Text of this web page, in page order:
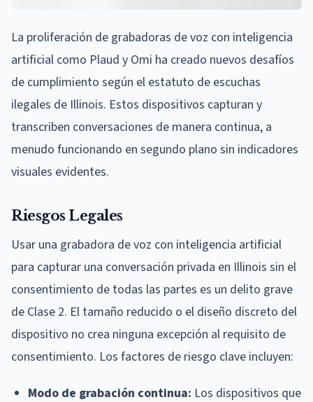
La proliferación de grabadoras de voz con inteligencia
artificial como Plaud y Omi ha creado nuevos desafíos
de cumplimiento según el estatuto de escuchas
ilegales de Illinois. Estos dispositivos capturan y
transcriben conversaciones de manera continua, a
menudo funcionando en segundo plano sin indicadores
visuales evidentes.
Riesgos Legales
Usar una grabadora de voz con inteligencia artificial
para capturar una conversación privada en Illinois sin el
consentimiento de todas las partes es un delito grave
de Clase 2. El tamaño reducido o el diseño discreto del
dispositivo no crea ninguna excepción al requisito de
consentimiento. Los factores de riesgo clave incluyen:
Modo de grabación continua: Los dispositivos que